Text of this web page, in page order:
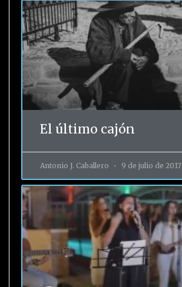
El último cajón
Antonio J. Caballero 9 de julio de 2017